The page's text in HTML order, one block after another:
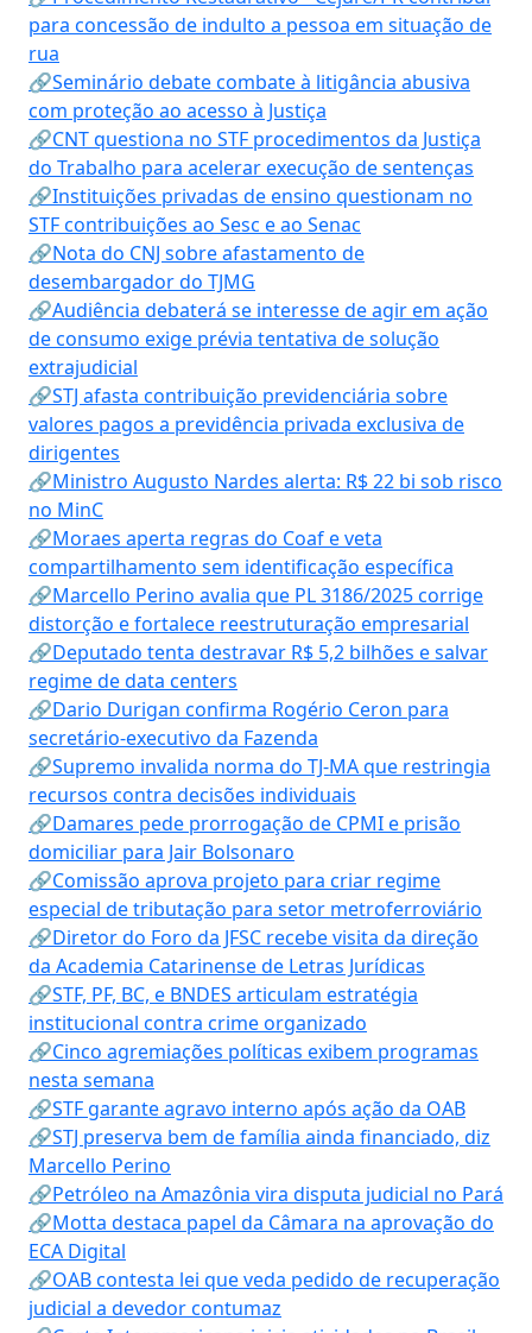
para concessão de indulto a pessoa em situação de
rua
🔗Seminário debate combate à litigância abusiva
com proteção ao acesso à Justiça
🔗CNT questiona no STF procedimentos da Justiça
do Trabalho para acelerar execução de sentenças
🔗Instituições privadas de ensino questionam no
STF contribuições ao Sesc e ao Senac
🔗Nota do CNJ sobre afastamento de
desembargador do TJMG
🔗Audiência debaterá se interesse de agir em ação
de consumo exige prévia tentativa de solução
extrajudicial
🔗STJ afasta contribuição previdenciária sobre
valores pagos a previdência privada exclusiva de
dirigentes
🔗Ministro Augusto Nardes alerta: R$ 22 bi sob risco
no MinC
🔗Moraes aperta regras do Coaf e veta
compartilhamento sem identificação específica
🔗Marcello Perino avalia que PL 3186/2025 corrige
distorção e fortalece reestruturação empresarial
🔗Deputado tenta destravar R$ 5,2 bilhões e salvar
regime de data centers
🔗Dario Durigan confirma Rogério Ceron para
secretário-executivo da Fazenda
🔗Supremo invalida norma do TJ-MA que restringia
recursos contra decisões individuais
🔗Damares pede prorrogação de CPMI e prisão
domiciliar para Jair Bolsonaro
🔗Comissão aprova projeto para criar regime
especial de tributação para setor metroferroviário
🔗Diretor do Foro da JFSC recebe visita da direção
da Academia Catarinense de Letras Jurídicas
🔗STF, PF, BC, e BNDES articulam estratégia
institucional contra crime organizado
🔗Cinco agremiações políticas exibem programas
nesta semana
🔗STF garante agravo interno após ação da OAB
🔗STJ preserva bem de família ainda financiado, diz
Marcello Perino
🔗Petróleo na Amazônia vira disputa judicial no Pará
🔗Motta destaca papel da Câmara na aprovação do
ECA Digital
🔗OAB contesta lei que veda pedido de recuperação
judicial a devedor contumaz